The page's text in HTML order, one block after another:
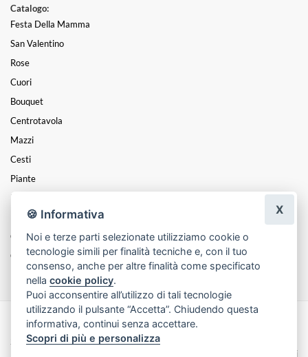
Catalogo:
Festa Della Mamma
San Valentino
Rose
Cuori
Bouquet
Centrotavola
Mazzi
Cesti
Piante
Funebre
PASQUA
Composizioni
Coroncine
Made with byInfoser.it- Realizzazione Siti ecommerce per Fioristi
2026
Termini e Condizioni
🍪 Informativa
Noi e terze parti selezionate utilizziamo cookie o
tecnologie simili per finalità tecniche e, con il tuo
consenso, anche per altre finalità come specificato
nellacookie policy.
Puoi acconsentire all’utilizzo di tali tecnologie
utilizzando il pulsante “Accetta”. Chiudendo questa
informativa, continui senza accettare.
Scopri di più e personalizza
X